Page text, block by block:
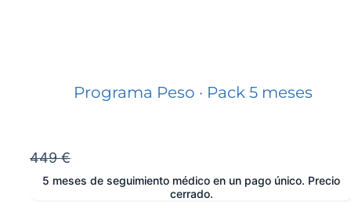
Programa Peso · Pack 5 meses
449 €
5 meses de seguimiento médico en un pago único. Precio
cerrado.